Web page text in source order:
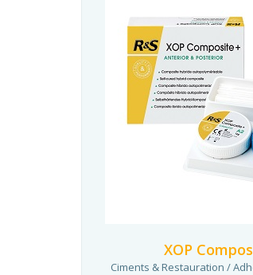
XOP
Ciments & Restauration /